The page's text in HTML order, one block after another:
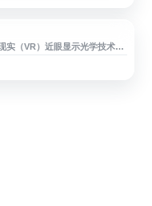
实（VR）近眼显示光学技术的
、生产及技术支持。其业务涵
及相关显示应用场景。